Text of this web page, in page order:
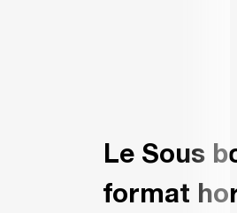
Le Sous
format